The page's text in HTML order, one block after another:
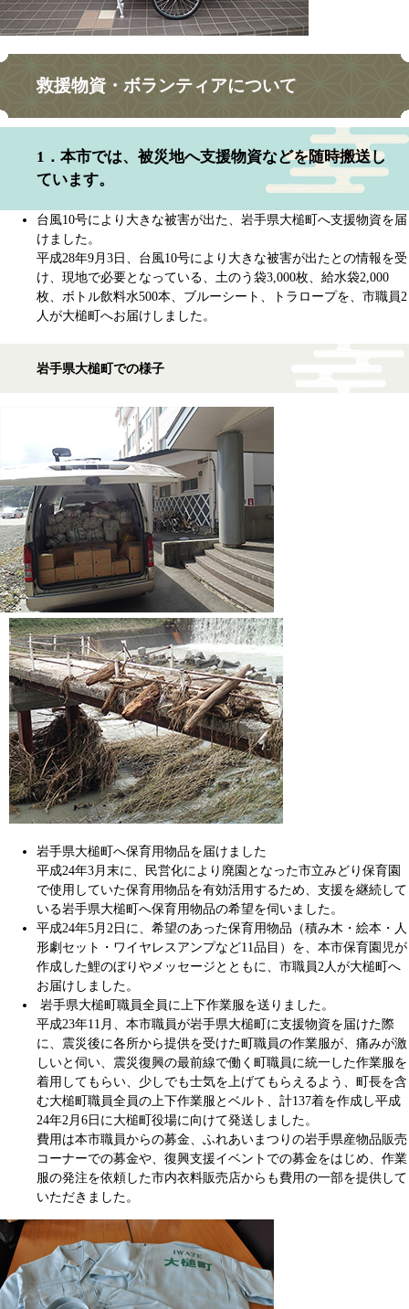
救援物資・ボランティアについて
1．本市では、被災地へ支援物資などを随時搬送し
ています。
台風10号により大きな被害が出た、岩手県大槌町へ支援物資を届
けました。
平成28年9月3日、台風10号により大きな被害が出たとの情報を受
け、現地で必要となっている、土のう袋3,000枚、給水袋2,000
枚、ボトル飲料水500本、ブルーシート、トラロープを、市職員2
人が大槌町へお届けしました。
岩手県大槌町での様子
岩手県大槌町へ保育用物品を届けました
平成24年3月末に、民営化により廃園となった市立みどり保育園
で使用していた保育用物品を有効活用するため、支援を継続して
いる岩手県大槌町へ保育用物品の希望を伺いました。
平成24年5月2日に、希望のあった保育用物品（積み木・絵本・人
形劇セット・ワイヤレスアンプなど11品目）を、本市保育園児が
作成した鯉のぼりやメッセージとともに、市職員2人が大槌町へ
お届けしました。
岩手県大槌町職員全員に上下作業服を送りました。
平成23年11月、本市職員が岩手県大槌町に支援物資を届けた際
に、震災後に各所から提供を受けた町職員の作業服が、痛みが激
しいと伺い、震災復興の最前線で働く町職員に統一した作業服を
着用してもらい、少しでも士気を上げてもらえるよう、町長を含
む大槌町職員全員の上下作業服とベルト、計137着を作成し平成
24年2月6日に大槌町役場に向けて発送しました。
費用は本市職員からの募金、ふれあいまつりの岩手県産物品販売
コーナーでの募金や、復興支援イベントでの募金をはじめ、作業
服の発注を依頼した市内衣料販売店からも費用の一部を提供して
いただきました。